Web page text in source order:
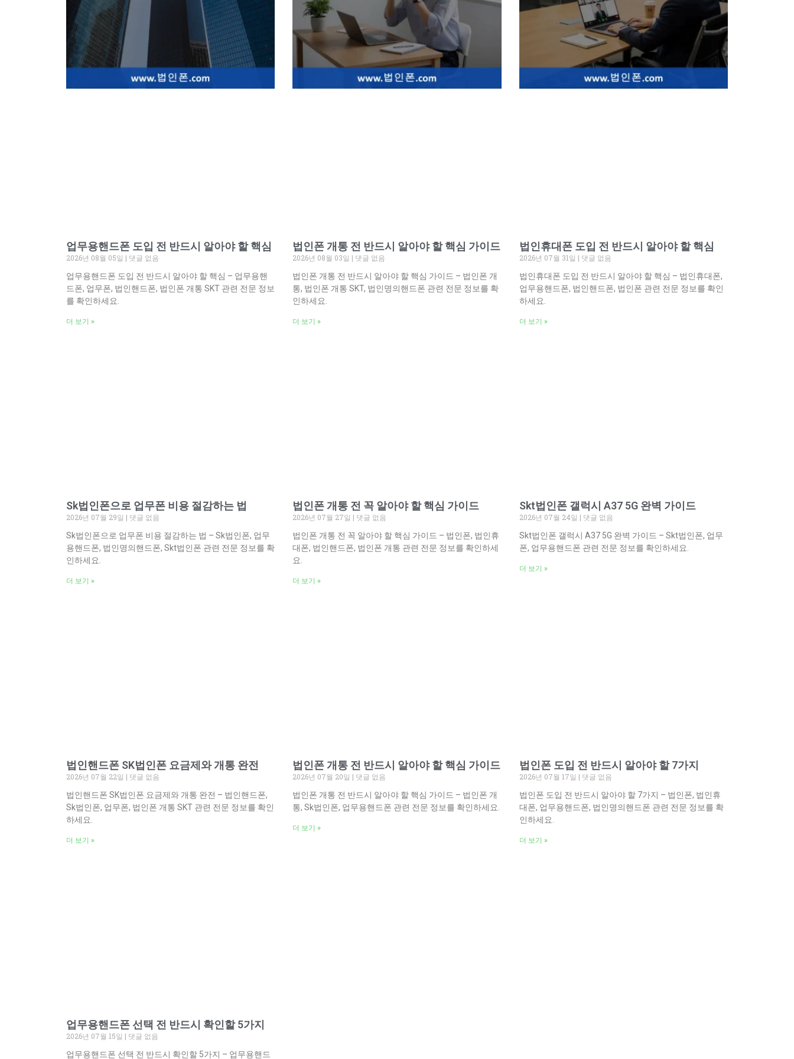
업무용핸드폰 도입 전 반드시 알아야 할 핵심
2026년 08월 05일
댓글 없음
업무용핸드폰 도입 전 반드시 알아야 할 핵심 – 업무용핸
드폰, 업무폰, 법인핸드폰, 법인폰 개통 SKT 관련 전문 정보
를 확인하세요.
더 보기 »
법인폰 개통 전 반드시 알아야 할 핵심 가이드
2026년 08월 03일
댓글 없음
법인폰 개통 전 반드시 알아야 할 핵심 가이드 – 법인폰 개
통, 법인폰 개통 SKT, 법인명의핸드폰 관련 전문 정보를 확
인하세요.
더 보기 »
법인휴대폰 도입 전 반드시 알아야 할 핵심
2026년 07월 31일
댓글 없음
법인휴대폰 도입 전 반드시 알아야 할 핵심 – 법인휴대폰,
업무용핸드폰, 법인핸드폰, 법인폰 관련 전문 정보를 확인
하세요.
더 보기 »
Sk법인폰으로 업무폰 비용 절감하는 법
2026년 07월 29일
댓글 없음
Sk법인폰으로 업무폰 비용 절감하는 법 – Sk법인폰, 업무
용핸드폰, 법인명의핸드폰, Skt법인폰 관련 전문 정보를 확
인하세요.
더 보기 »
법인폰 개통 전 꼭 알아야 할 핵심 가이드
2026년 07월 27일
댓글 없음
법인폰 개통 전 꼭 알아야 할 핵심 가이드 – 법인폰, 법인휴
대폰, 법인핸드폰, 법인폰 개통 관련 전문 정보를 확인하세
요.
더 보기 »
Skt법인폰 갤럭시 A37 5G 완벽 가이드
2026년 07월 24일
댓글 없음
Skt법인폰 갤럭시 A37 5G 완벽 가이드 – Skt법인폰, 업무
폰, 업무용핸드폰 관련 전문 정보를 확인하세요.
더 보기 »
법인핸드폰 SK법인폰 요금제와 개통 완전
2026년 07월 22일
댓글 없음
법인핸드폰 SK법인폰 요금제와 개통 완전 – 법인핸드폰,
Sk법인폰, 업무폰, 법인폰 개통 SKT 관련 전문 정보를 확인
하세요.
더 보기 »
법인폰 개통 전 반드시 알아야 할 핵심 가이드
2026년 07월 20일
댓글 없음
법인폰 개통 전 반드시 알아야 할 핵심 가이드 – 법인폰 개
통, Sk법인폰, 업무용핸드폰 관련 전문 정보를 확인하세요.
더 보기 »
법인폰 도입 전 반드시 알아야 할 7가지
2026년 07월 17일
댓글 없음
법인폰 도입 전 반드시 알아야 할 7가지 – 법인폰, 법인휴
대폰, 업무용핸드폰, 법인명의핸드폰 관련 전문 정보를 확
인하세요.
더 보기 »
업무용핸드폰 선택 전 반드시 확인할 5가지
2026년 07월 15일
댓글 없음
업무용핸드폰 선택 전 반드시 확인할 5가지 – 업무용핸드